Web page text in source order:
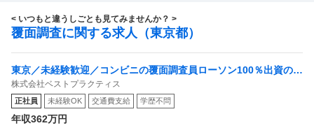
< いつもと違うしごとも見てみませんか？ >
覆面調査に関する求人（東京都）
東京／未経験歓迎／コンビニの覆面調査員ローソン100％出資の安
定基盤／月５日在宅／残業月10時間
株式会社ベストプラクティス
正社員 未経験OK 交通費支給 学歴不問
年収362万円